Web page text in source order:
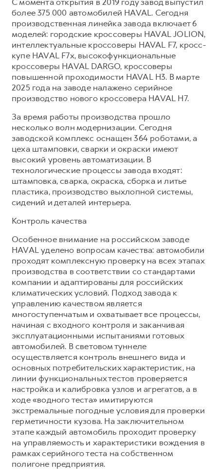
более 375 000 автомобилей HAVAL. Сегодня
производственная линейка завода включает 6
моделей: городские кроссоверы HAVAL JOLION,
интеллектуальные кроссоверы HAVAL F7, кросс-
купе HAVAL F7x, высокофункциональные
кроссоверы HAVAL DARGO, кроссоверы
повышенной проходимости HAVAL H3. В марте
2025 года на заводе налажено серийное
производство нового кроссовера HAVAL H7.
За время работы производства прошло
несколько волн модернизации. Сегодня
заводской комплекс оснащен 364 роботами, а
цеха штамповки, сварки и окраски имеют
высокий уровень автоматизации. В
технологические процессы завода входят:
штамповка, сварка, окраска, сборка и литье
пластика, производство выхлопной системы,
сидений и деталей интерьера.
Контроль качества
Особенное внимание на российском заводе
HAVAL уделено вопросам качества: автомобили
проходят комплексную проверку на всех этапах
производства в соответствии со стандартами
компании и адаптированы для российских
климатических условий. Подход завода к
управлению качеством является
многоступенчатым и охватывает все процессы,
начиная с входного контроля и заканчивая
эксплуатационными испытаниями готовых
автомобилей. В световом туннеле
осуществляется контроль внешнего вида и
основных потребительских характеристик, на
линии функциональных тестов проверяется
настройка и калибровка узлов и агрегатов, а в
ходе «водного теста» имитируются
экстремальные погодные условия для проверки
герметичности кузова. На заключительном
этапе каждый автомобиль проходит проверку
на управляемость и характеристики вождения в
рамках серийного теста на собственном
полигоне предприятия.